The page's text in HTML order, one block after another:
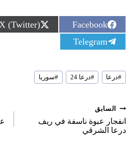
S
h
a
r
o
n
Facebook
S
h
o
n
X (Twitter)
S
h
r
e
o
Telegram
وسوم
المقال:
#درعا #درعا 24 #سوريا
تصفّح
المقالات
السابق
انفجار عبوة ناسفة في ريف
درعا الشرقي